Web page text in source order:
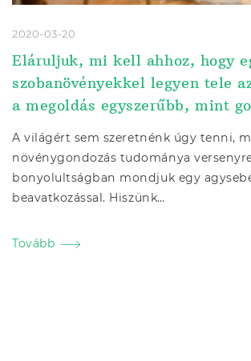
2020-03-20
Eláruljuk, mi kell ahhoz, hogy
szobanövényekkel legyen tele
a megoldás egyszerűbb, mint
A világért sem szeretnénk úgy tenni,
növénygondozás tudománya
bonyolultságban mondjuk egy
beavatkozással. Hiszünk…
Tovább